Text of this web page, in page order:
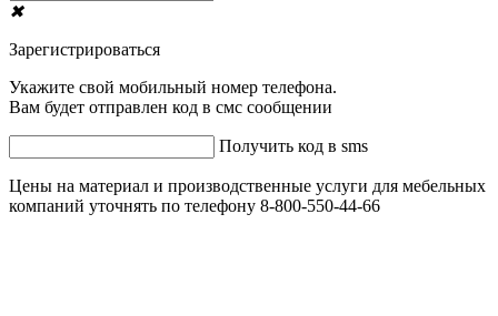
✖
Зарегистрироваться
Укажите свой мобильный номер телефона.
Вам будет отправлен код в смс сообщении
Получить код в sms
Цены на материал и производственные услуги для мебельных
компаний уточнять по телефону 8-800-550-44-66